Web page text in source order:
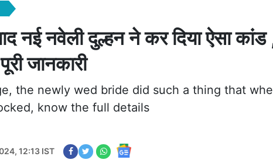
नई नवेली दुल्हन ने कर दिया ऐसा
जानकारी
the newly wed bride did such a thing that
know the full details
12:13 IST